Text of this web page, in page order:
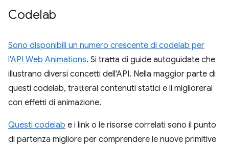
Codelab
Sono disponibili un numero crescente di codelab per
l'API Web Animations. Si tratta di guide autoguidate che
illustrano diversi concetti dell'API. Nella maggior parte di
questi codelab, tratterai contenuti statici e li migliorerai
con effetti di animazione.
Questi codelab e i link o le risorse correlati sono il punto
di partenza migliore per comprendere le nuove primitive